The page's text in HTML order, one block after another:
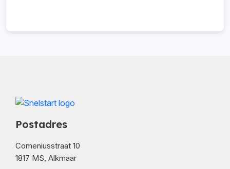
Postadres
Comeniusstraat 10
1817 MS, Alkmaar